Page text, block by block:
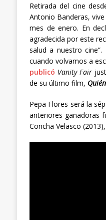
Retirada del cine
Antonio Banderas,
mes de enero. En
agradecida por este
salud a nuestro
cuando volvamos a
publicó Vanity Fair
de su último film,
Pepa Flores será la
anteriores ganadoras
Concha Velasco